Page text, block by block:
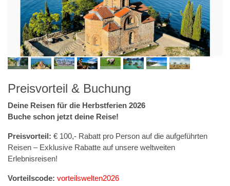
Preisvorteil & Buchung
Deine Reisen für die Herbstferien 2026
Buche schon jetzt deine Reise!
Preisvorteil: € 100,- Rabatt pro Person auf die aufgeführten
Reisen – Exklusive Rabatte auf unsere weltweiten
Erlebnisreisen!
Vorteilscode: vorteilswelten2026